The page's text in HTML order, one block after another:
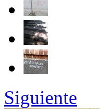
Siguiente